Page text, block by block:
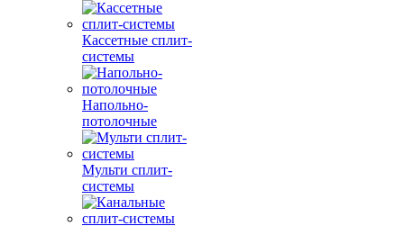
Кассетные сплит-
системы
Напольно-
потолочные
Мульти сплит-
системы